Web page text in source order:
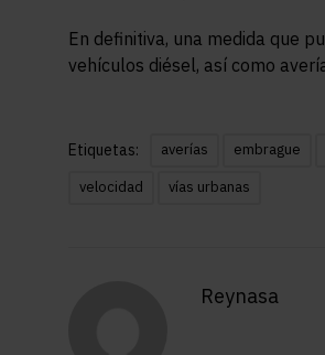
En definitiva, una medida que
vehículos diésel, así como
Etiquetas: averías embrague
velocidad
vías urbanas
Reynasa